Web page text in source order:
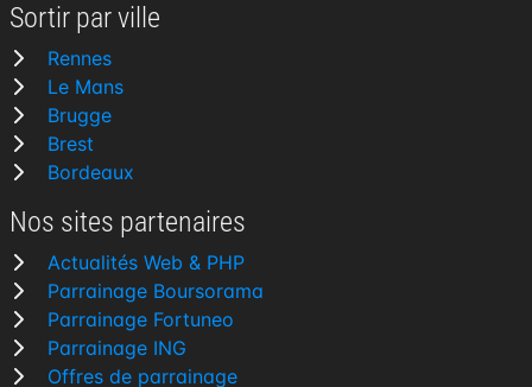
Sortir par ville
Rennes
Le Mans
Brugge
Brest
Bordeaux
Nos sites partenaires
Actualités Web & PHP
Parrainage Boursorama
Parrainage Fortuneo
Parrainage ING
Offres de parrainage